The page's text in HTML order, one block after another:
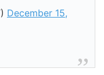
December 15,